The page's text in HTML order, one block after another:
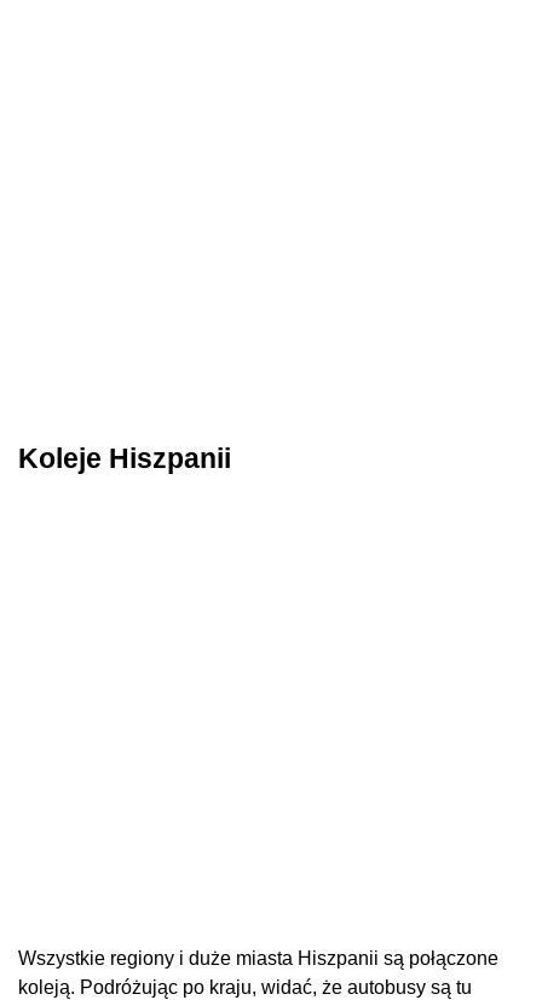
Koleje Hiszpanii
Wszystkie regiony i duże miasta Hiszpanii są połączone
koleją. Podróżując po kraju, widać, że autobusy są tu